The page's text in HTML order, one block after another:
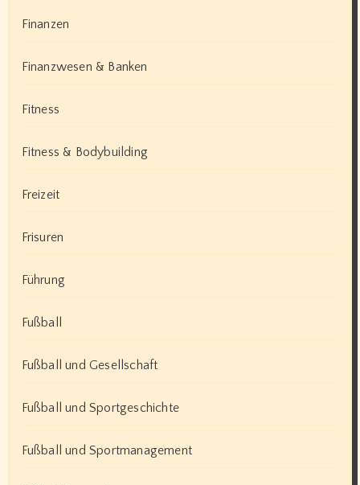
Finanzen
Finanzwesen & Banken
Fitness
Fitness & Bodybuilding
Freizeit
Frisuren
Führung
Fußball
Fußball und Gesellschaft
Fußball und Sportgeschichte
Fußball und Sportmanagement